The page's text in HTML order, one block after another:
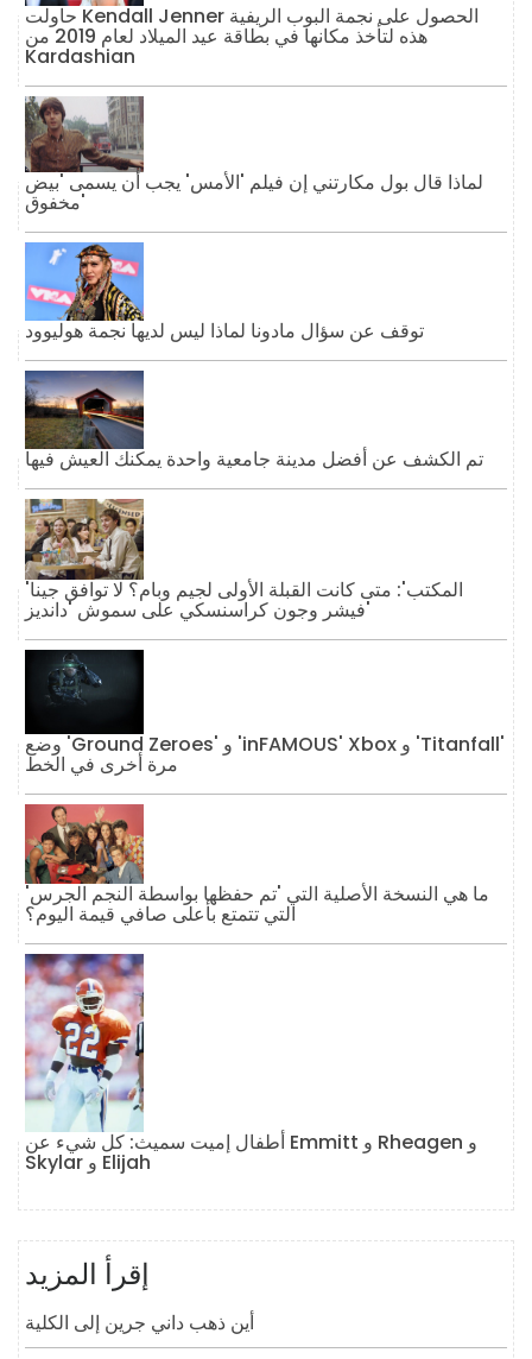
حاولت Kendall Jenner الحصول على نجمة البوب ​​الريفية
هذه لتأخذ مكانها في بطاقة عيد الميلاد لعام 2019 من
Kardashian
لماذا قال بول مكارتني إن فيلم 'الأمس' يجب أن يسمى 'بيض
مخفوق'
توقف عن سؤال مادونا لماذا ليس لديها نجمة هوليوود
تم الكشف عن أفضل مدينة جامعية واحدة يمكنك العيش فيها
'المكتب': متى كانت القبلة الأولى لجيم وبام؟ لا توافق جينا
فيشر وجون كراسنسكي على سموش 'دانديز'
وضع 'Ground Zeroes' و 'inFAMOUS' Xbox و 'Titanfall'
مرة أخرى في الخط
ما هي النسخة الأصلية التي 'تم حفظها بواسطة النجم الجرس'
التي تتمتع بأعلى صافي قيمة اليوم؟
أطفال إميت سميث: كل شيء عن Emmitt و Rheagen و
Skylar و Elijah
إقرأ المزيد
أين ذهب داني جرين إلى الكلية